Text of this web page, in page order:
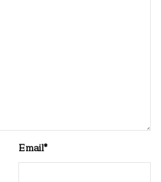
Email*